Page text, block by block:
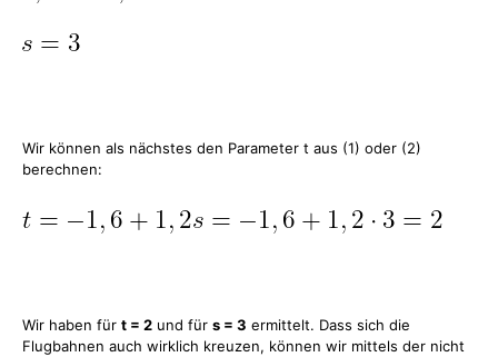
Wir können als nächstes den Parameter t aus (1) oder (2)
berechnen:
Wir haben für t = 2 und für s = 3 ermittelt. Dass sich die
Flugbahnen auch wirklich kreuzen, können wir mittels der nicht